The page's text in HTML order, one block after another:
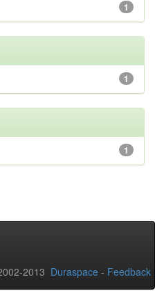
1
1
1
2013 Duraspace - Feedback